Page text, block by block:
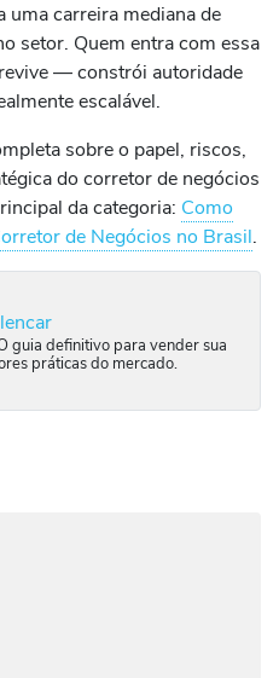
uma carreira mediana de
setor. Quem entra com essa
— constrói autoridade
escalável.
sobre o papel, riscos,
do corretor de negócios
da categoria: Como
de Negócios no Brasil.
guia definitivo para vender sua
práticas do mercado.